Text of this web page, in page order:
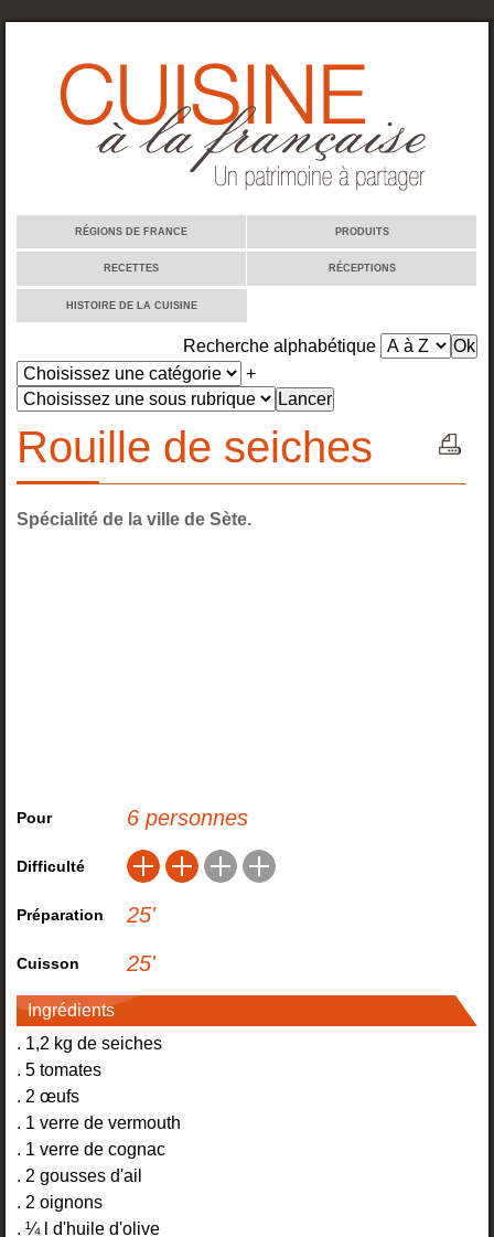
RÉGIONS DE FRANCE PRODUITS
RECETTES RÉCEPTIONS
HISTOIRE DE LA CUISINE
Recherche alphabétique
+
Rouille de seiches
Spécialité de la ville de Sète.
Pour 6 personnes
Difficulté
Préparation 25'
Cuisson 25'
Ingrédients
. 1,2 kg de seiches
. 5 tomates
. 2 œufs
. 1 verre de vermouth
. 1 verre de cognac
. 2 gousses d'ail
. 2 oignons
. ¼ l d'huile d'olive